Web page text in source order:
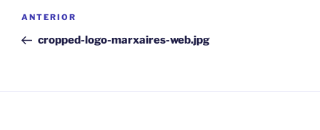
Navegació
Entrada
anterior
ANTERIOR
cropped-logo-marxaires-web.jpg